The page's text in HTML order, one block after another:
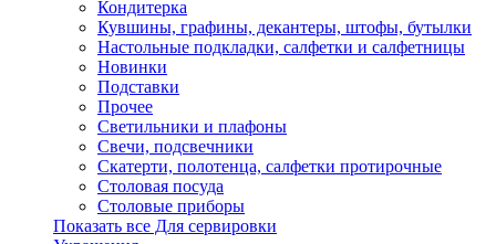
Кондитерка
Кувшины, графины, декантеры, штофы, бутылки
Настольные подкладки, салфетки и салфетницы
Новинки
Подставки
Прочее
Светильники и плафоны
Свечи, подсвечники
Скатерти, полотенца, салфетки протирочные
Столовая посуда
Столовые приборы
Показать все Для сервировки